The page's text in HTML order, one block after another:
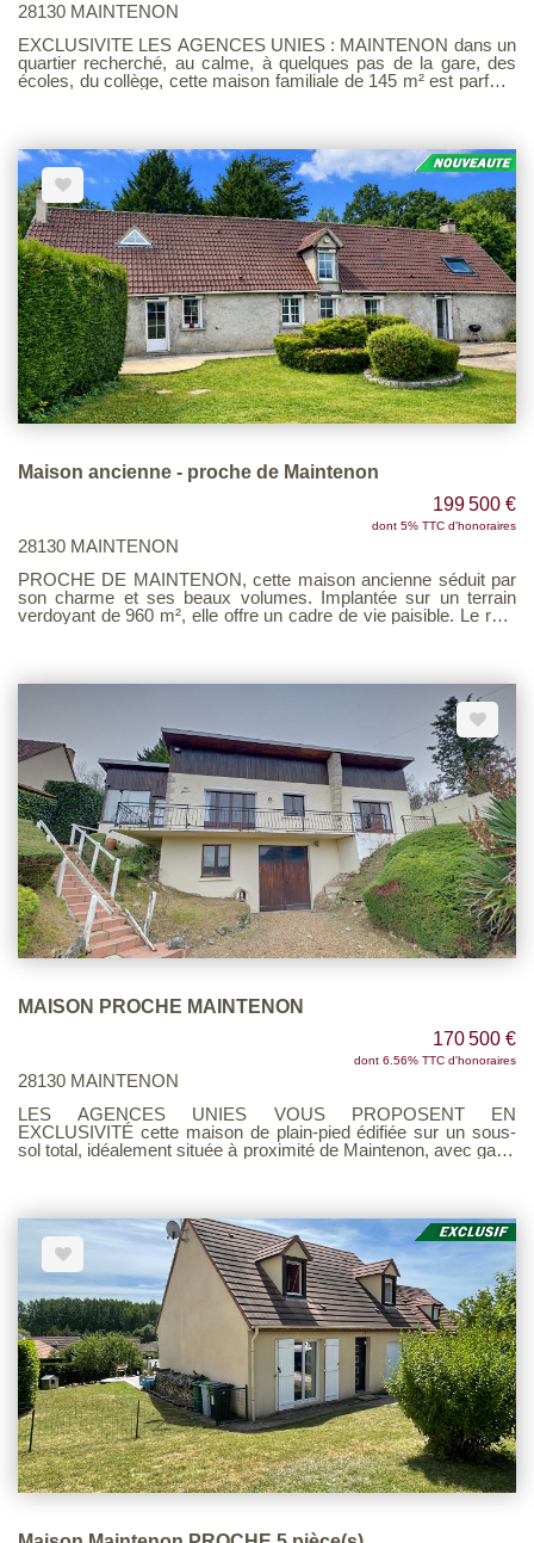
28130 MAINTENON
EXCLUSIVITE LES AGENCES UNIES : MAINTENON dans un
quartier recherché, au calme, à quelques pas de la gare, des
écoles, du collège, cette maison familiale de 145 m² est parfaite
dégagement, un wc , une salle de bains avec baignoire et
douche, une chambre et un bureau de 9 m². A l'étage : un palier
desservant quatre chambres, une salle d'eau et un wc séparé.
Sous sol total pouvant garer deux voitures, un atelier, une cave.
Le tout sur un beau jardin clos de 940m² Voir page 7 du Barème
d'honoraires consultable sur notre site
Maison ancienne - proche de Maintenon
199 500 €
dont 5% TTC d'honoraires
28130 MAINTENON
PROCHE DE MAINTENON, cette maison ancienne séduit par
son charme et ses beaux volumes. Implantée sur un terrain
verdoyant de 960 m², elle offre un cadre de vie paisible. Le rez-
une chambre, une salle d'eau avec WC et une cave complètent
WC offrent un espace nuit confortable. Une grande dépendance
avec un garage et un grenier aménageable vient renforcer le
potentiel de la propriété, idéale pour un atelier, du stockage ou
un futur espace de vie. Cette maison allie charme, volume et
potentiel dans un environnement recherché.
MAISON PROCHE MAINTENON
170 500 €
dont 6.56% TTC d'honoraires
28130 MAINTENON
LES AGENCES UNIES VOUS PROPOSENT EN
EXCLUSIVITÉ cette maison de plain-pied édifiée sur un sous-
sol total, idéalement située à proximité de Maintenon, avec gare,
chambres, d'une salle de bains, d'un dégagement et d'un WC.
Le tout est implanté sur un terrain clos, entretenu et d'environ
980 m², offrant un cadre de vie agréable et verdoyant. Un bien
fonctionnel et parfaitement situé, à découvrir sans tarder ! Voir
barème d'honoraires page 3 sur notre site